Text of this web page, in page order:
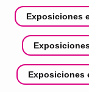
Exposiciones
Exposiciones